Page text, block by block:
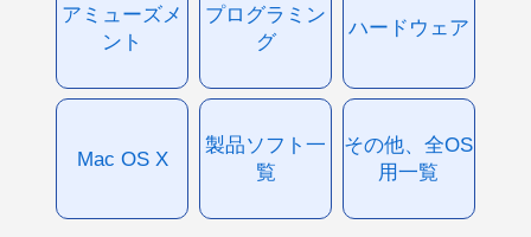
アミューズメ
ント
プログラミン
グ
ハードウェア
Mac OS X
製品ソフト一
覧
その他、全OS
用一覧